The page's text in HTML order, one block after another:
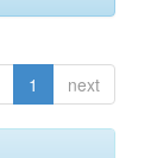
1 next